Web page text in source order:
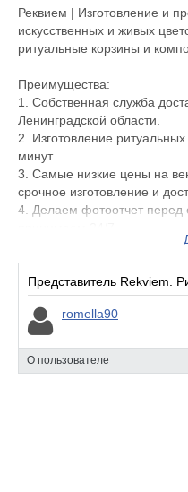
Реквием | Изготовление и
искусственных и живых
ритуальные корзины и
Преимущества:
1. Собственная служба
Ленинградской области.
2. Изготовление
минут.
3. Самые низкие цены на
срочное изготовление и
4. Делаем фотоотчет перед
Заказ на траурный венок из
композицию с доставкой
текущего дня.
Возможно срочное
Искусственные венки в
Представитель Rekviem.
romella90
О пользователе